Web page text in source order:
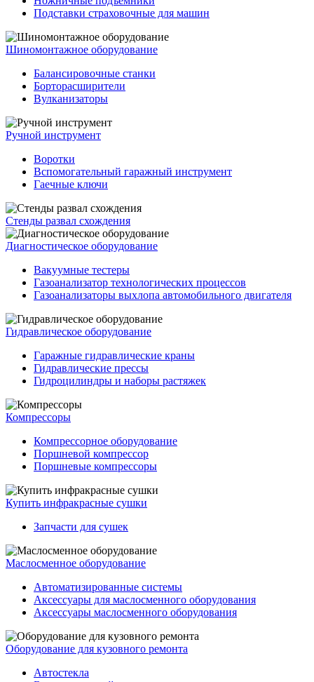
Подставки страховочные для машин
Шиномонтажное оборудование
Балансировочные станки
Борторасширители
Вулканизаторы
Ручной инструмент
Воротки
Вспомогательный гаражный инструмент
Гаечные ключи
Стенды развал схождения
Диагностическое оборудование
Вакуумные тестеры
Газоанализатор технологических процессов
Газоанализаторы выхлопа автомобильного двигателя
Гидравлическое оборудование
Гаражные гидравлические краны
Гидравлические прессы
Гидроцилиндры и наборы растяжек
Компрессоры
Компрессорное оборудование
Поршневой компрессор
Поршневые компрессоры
Купить инфракрасные сушки
Запчасти для сушек
Маслосменное оборудование
Автоматизированные системы
Аксессуары для маслосменного оборудования
Аксессуары маслосменного оборудования
Оборудование для кузовного ремонта
Автостекла